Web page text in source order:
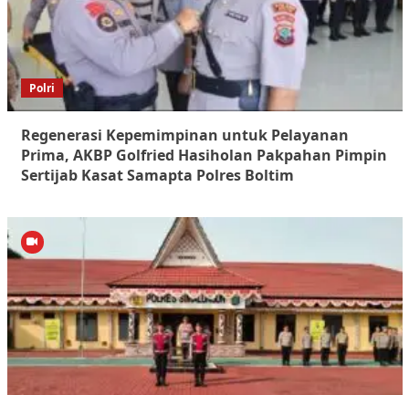
Polri
Regenerasi Kepemimpinan untuk Pelayanan
Prima, AKBP Golfried Hasiholan Pakpahan Pimpin
Sertijab Kasat Samapta Polres Boltim